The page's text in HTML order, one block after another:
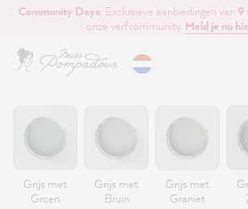
hoofdinhoud
Community Days: Exclusieve aanbiedingen van 9
onze verfcommunity. Meld je nu
Grijs met
Groen
Grijs met
Bruin
Grijs met
Graniet